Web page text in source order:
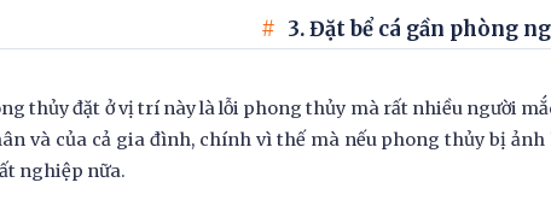
3. Đặt bể cá gần phòng
thủy đặt ở vị trí này là lỗi phong thủy mà rất nhiều người
và của cả gia đình, chính vì thế mà nếu phong thủy bị
nghiệp nữa.